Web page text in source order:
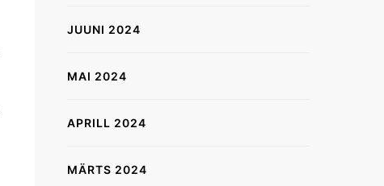
JUUNI 2024
MAI 2024
APRILL 2024
MÄRTS 2024